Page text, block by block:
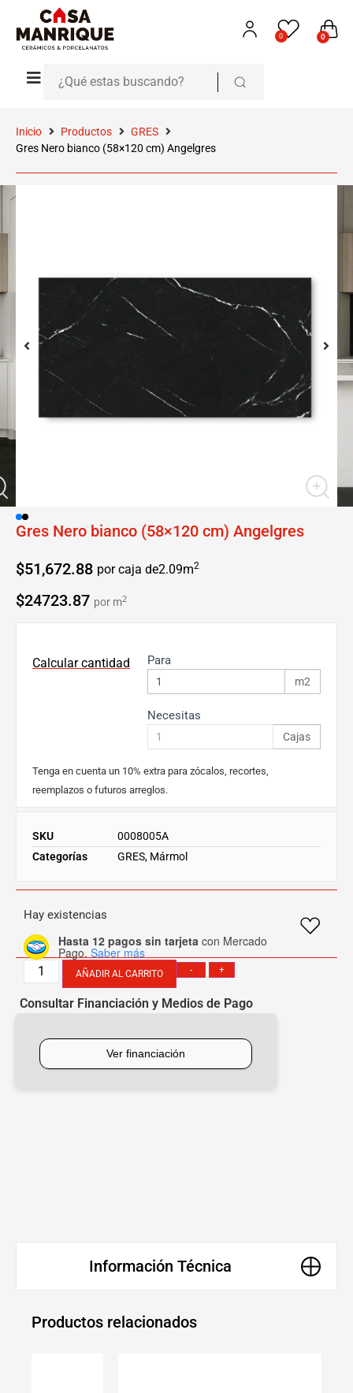
0 0
Inicio Productos
GRES
Gres Nero bianco (58×120 cm) Angelgres
Gres Nero bianco (58×120 cm) Angelgres
$51,672.88 por caja de2.09m2
$24723.87 por m2
Calcular cantidad Para
m2
Necesitas
Cajas
Tenga en cuenta un 10% extra para zócalos, recortes,
reemplazos o futuros arreglos.
SKU
0008005A
Categorías
GRES, Mármol
Hay existencias
Hasta 12 pagos sin tarjeta con Mercado
Pago. Saber más
- +
AÑADIR AL CARRITO
Consultar Financiación y Medios de Pago
Información Técnica
Productos relacionados